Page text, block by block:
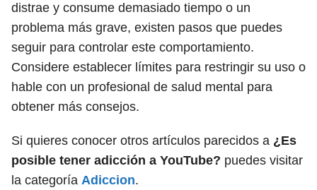
distrae y consume demasiado tiempo o un
problema más grave, existen pasos que puedes
seguir para controlar este comportamiento.
Considere establecer límites para restringir su uso o
hable con un profesional de salud mental para
obtener más consejos.
Si quieres conocer otros artículos parecidos a ¿Es
posible tener adicción a YouTube? puedes visitar
la categoría Adiccion.